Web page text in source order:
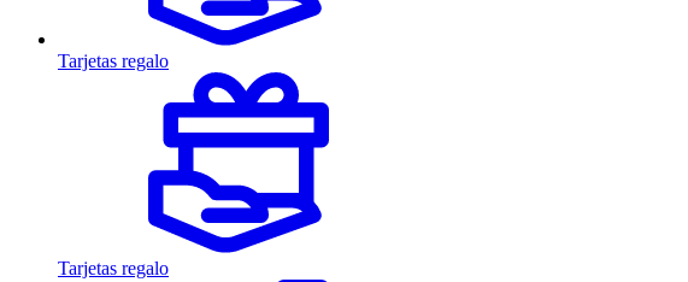
Tarjetas regalo
Tarjetas regalo